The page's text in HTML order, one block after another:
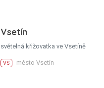
Vsetín
světelná křižovatka ve Vsetíně
VS město Vsetín